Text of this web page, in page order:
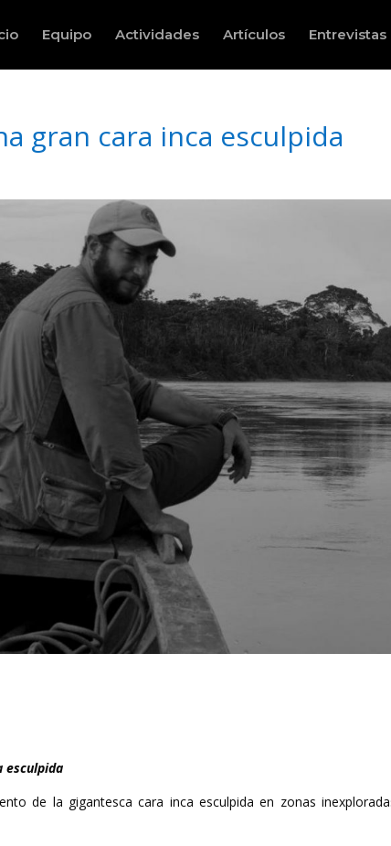
Equipo Actividades Artículos Entrevistas
gran cara inca esculpida
esculpida
de la gigantesca cara inca esculpida en zonas